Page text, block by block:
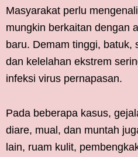
Masyarakat perlu
mungkin berkaitan dengan
baru. Demam tinggi, batuk,
dan kelelahan ekstrem
infeksi virus pernapasan.
Pada beberapa kasus,
diare, mual, dan muntah
lain, ruam kulit,